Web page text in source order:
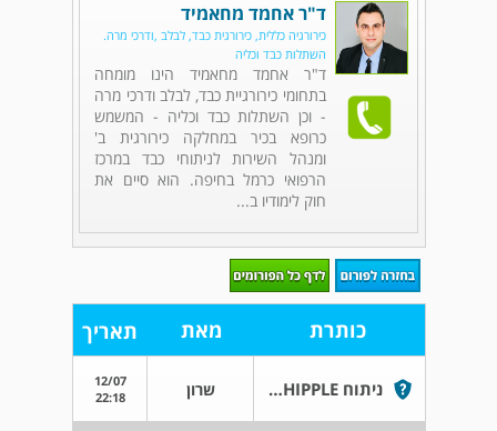
ד"ר אחמד מחאמיד
כירורגיה כללית, כירורגית כבד, לבלב ,ודרכי מרה.
השתלות כבד וכליה
ד"ר אחמד מחאמיד הינו מומחה
בתחומי כירורגיית כבד, לבלב ודרכי מרה
- וכן השתלות כבד וכליה - המשמש
כרופא בכיר במחלקה כירורגית ב'
ומנהל השירות לניתוחי כבד במרכז
הרפואי כרמל בחיפה. הוא סיים את
חוק לימודיו ב...
כותרת מאת תאריך
ניתוח WHIPPLE לבת 80 שרון
12/07
22:18